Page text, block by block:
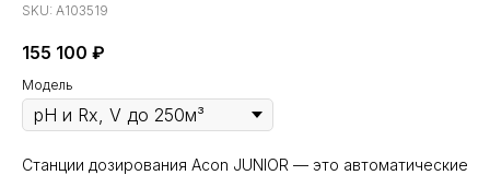
SKU: A103519
155 100 ₽
Модель
Станции дозирования Acon JUNIOR — это автоматические